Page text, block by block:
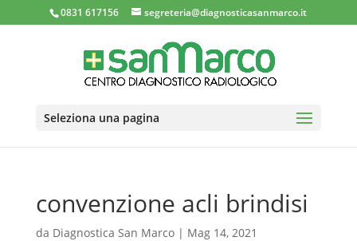
0831 617156 segreteria@diagnosticasanmarco.it
Seleziona una pagina
convenzione acli brindisi
da Diagnostica San Marco| Mag 14, 2021